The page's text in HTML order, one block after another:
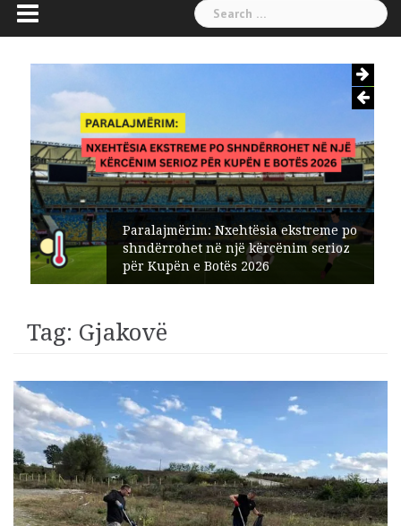
Search
for:
Paralajmërim: Nxehtësia ekstreme po
shndërrohet në një kërcënim serioz
për Kupën e Botës 2026
Tag: Gjakovë